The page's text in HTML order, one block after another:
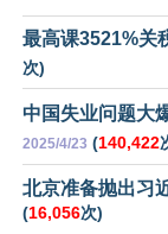
最高课3521%关
次)
中国失业问题大
2025/4/23 (140,422
北京准备抛出习
(16,056次)